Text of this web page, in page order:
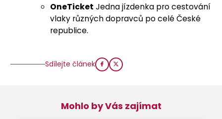
OneTicket Jedna jízdenka pro cestování
vlaky různých dopravců po celé České
republice.
Sdílejte článek
Mohlo by Vás zajímat